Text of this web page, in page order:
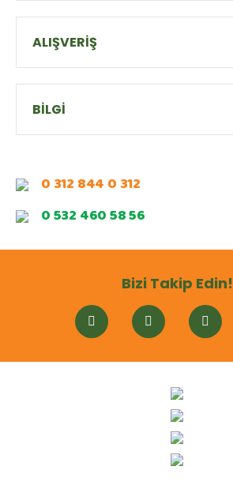
ALIŞVERİŞ
BİLGİ
0 312 844 0 312
0 532 460 58 56
Bizi Takip Edin!